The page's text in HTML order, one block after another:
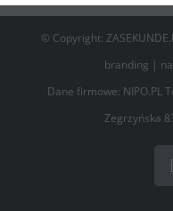
© Copyright:
branding |
Dane firmowe: NIPO.PL
Zegrzyńska